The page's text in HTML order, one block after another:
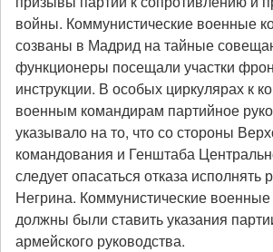
войны. Коммунистические военные
созваны в Мадрид на тайные
функционеры посещали участки
инструкции. В особых циркулярах к
военным командирам партийное
указывало на то, что со стороны
командования и Генштаба
следует опасаться отказа исполнять
Негрина. Коммунистические
должны были ставить указания
армейского руководства.